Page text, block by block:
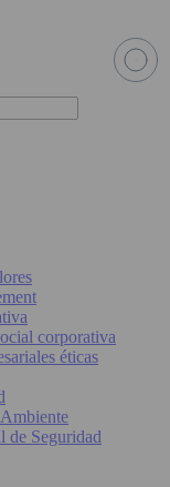
corporativa
éticas
de Seguridad